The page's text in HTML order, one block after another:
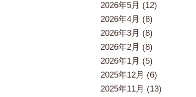
2026年5月 (12)
2026年4月 (8)
2026年3月 (8)
2026年2月 (8)
2026年1月 (5)
2025年12月 (6)
2025年11月 (13)